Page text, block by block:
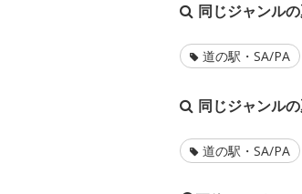
同じジャンル
道の駅・SA/PA
同じジャンル
道の駅・SA/PA